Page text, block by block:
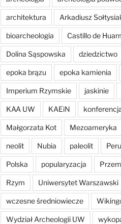
architektura Arkadiusz
bioarcheologia Castillo de
Dolina Sąspowska dziedzictwo
epoka brązu epoka kamienia
Imperium Rzymskie jaskinie
KAA UW KAEiN
Małgorzata Kot Mezoameryka
neolit Nubia paleolit Peru
Polska popularyzacja
Rzym Uniwersytet Warszawski
wczesne średniowiecze
Wydział Archeologii UW